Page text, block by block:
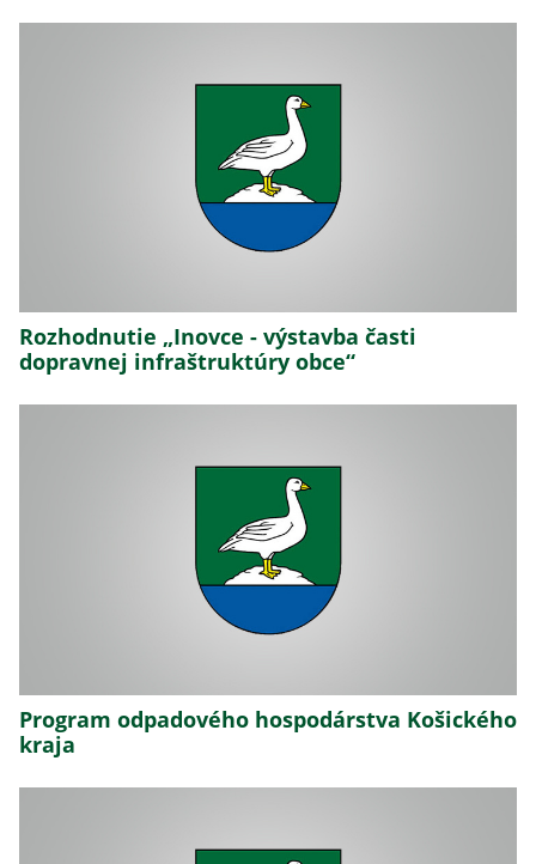
Rozhodnutie „Inovce - výstavba časti
dopravnej infraštruktúry obce“
Program odpadového hospodárstva Košického
kraja